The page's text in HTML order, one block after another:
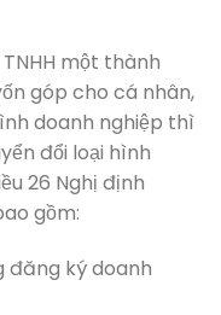
một thành
góp cho cá nhân,
doanh nghiệp thì
đổi loại hình
26 Nghị định
gồm:
đăng ký doanh